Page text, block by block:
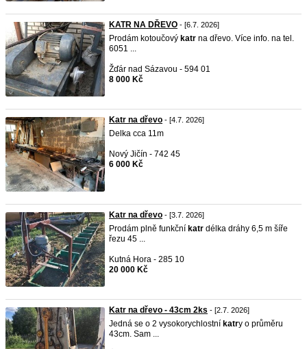
KATR NA DŘEVO - [6.7. 2026]
Prodám kotoučový katr na dřevo. Více info. na tel.
6051 ...
Žďár nad Sázavou - 594 01
8 000 Kč
Katr na dřevo - [4.7. 2026]
Delka cca 11m
Nový Jičín - 742 45
6 000 Kč
Katr na dřevo - [3.7. 2026]
Prodám plně funkční katr délka dráhy 6,5 m šíře
řezu 45 ...
Kutná Hora - 285 10
20 000 Kč
Katr na dřevo - 43cm 2ks - [2.7. 2026]
Jedná se o 2 vysokorychlostní katry o průměru
43cm. Sam ...